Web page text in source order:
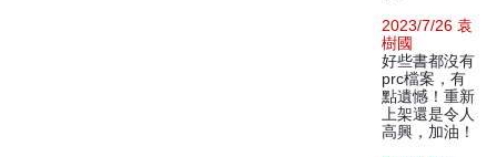
2023/7/26 袁
樹國
好些書都沒有
prc檔案，有
點遺憾！重新
上架還是令人
高興，加油！